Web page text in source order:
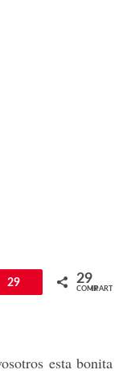
29 29
COMPARTIR
esta bonita